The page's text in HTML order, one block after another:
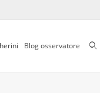
Blog osservatore